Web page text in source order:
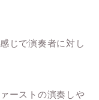
じで演奏者に対し
ーストの演奏しや